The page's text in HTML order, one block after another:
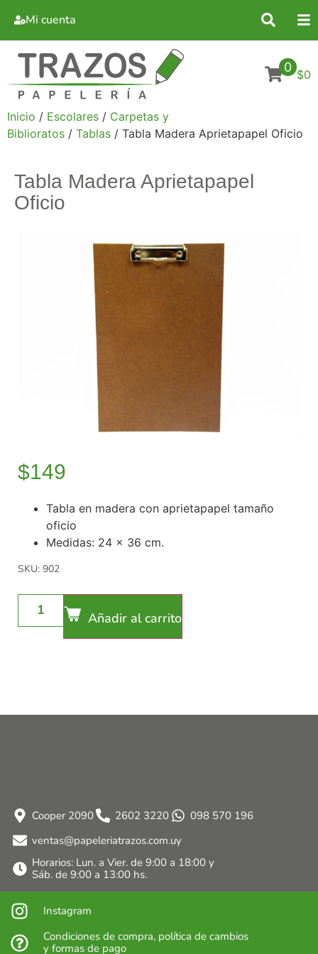
Mi cuenta
0 $0
Inicio / Escolares / Carpetas y
Biblioratos / Tablas / Tabla Madera Aprietapapel Oficio
Tabla Madera Aprietapapel
Oficio
$149
Tabla en madera con aprietapapel tamaño
oficio
Medidas: 24 x 36 cm.
SKU: 902
Añadir al carrito
Cooper 2090 2602 3220
098 570 196
ventas@papeleriatrazos.com.uy
Horarios: Lun. a Vier. de 9:00 a 18:00 y
Sáb. de 9:00 a 13:00 hs.
Instagram
Condiciones de compra, política de cambios
y formas de pago